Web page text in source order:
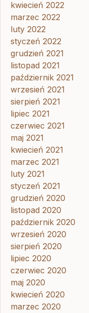
kwiecień 2022
marzec 2022
luty 2022
styczeń 2022
grudzień 2021
listopad 2021
październik 2021
wrzesień 2021
sierpień 2021
lipiec 2021
czerwiec 2021
maj 2021
kwiecień 2021
marzec 2021
luty 2021
styczeń 2021
grudzień 2020
listopad 2020
październik 2020
wrzesień 2020
sierpień 2020
lipiec 2020
czerwiec 2020
maj 2020
kwiecień 2020
marzec 2020